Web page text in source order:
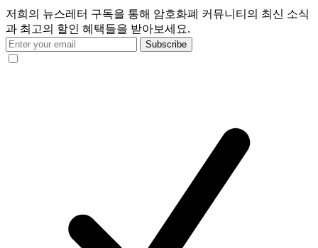
저희의 뉴스레터 구독을 통해 암호화폐 커뮤니티의 최신 소식
과 최고의 할인 혜택들을 받아보세요.
Subscribe